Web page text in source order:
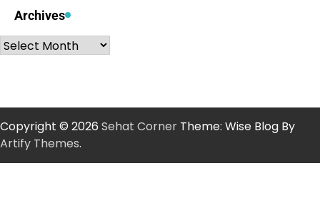
Archives
Archives
Copyright © 2026 Sehat Corner Theme: Wise Blog By
Artify Themes.